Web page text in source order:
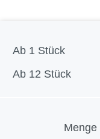
Ab 1 Stück
Ab 12 Stück
Menge